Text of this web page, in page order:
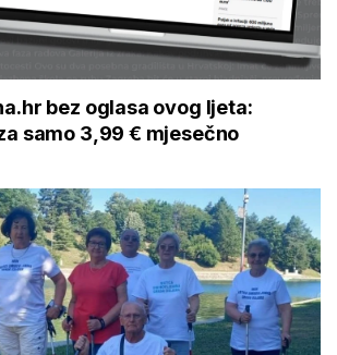
bez oglasa ovog ljeta:
samo 3,99 € mjesečno